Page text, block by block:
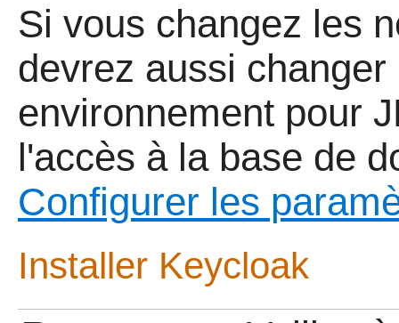
Si vous changez les
devrez aussi
environnement pour
l'accès à la base de
Configurer les
Installer Keycloak